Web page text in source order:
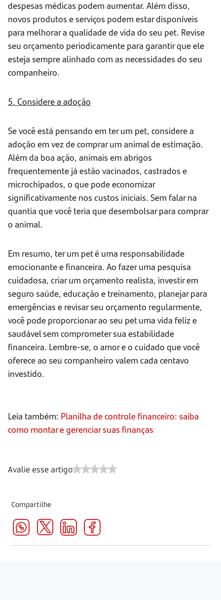
despesas médicas podem aumentar. Além disso,
novos produtos e serviços podem estar disponíveis
para melhorar a qualidade de vida do seu pet. Revise
seu orçamento periodicamente para garantir que ele
esteja sempre alinhado com as necessidades do seu
companheiro.
5. Considere a adoção
Se você está pensando em ter um pet, considere a
adoção em vez de comprar um animal de estimação.
Além da boa ação, animais em abrigos
frequentemente já estão vacinados, castrados e
microchipados, o que pode economizar
significativamente nos custos iniciais. Sem falar na
quantia que você teria que desembolsar para comprar
o animal.
Em resumo, ter um pet é uma responsabilidade
emocionante e financeira. Ao fazer uma pesquisa
cuidadosa, criar um orçamento realista, investir em
seguro saúde, educação e treinamento, planejar para
emergências e revisar seu orçamento regularmente,
você pode proporcionar ao seu pet uma vida feliz e
saudável sem comprometer sua estabilidade
financeira. Lembre-se, o amor e o cuidado que você
oferece ao seu companheiro valem cada centavo
investido.
Leia também: Planilha de controle financeiro: saiba
como montar e gerenciar suas finanças
Avalie esse artigo
Compartilhe